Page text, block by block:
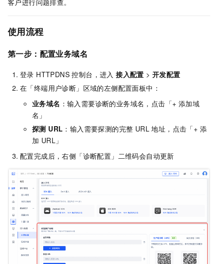
客户进行问题排查。
使用流程
第一步：配置业务域名
登录 HTTPDNS 控制台，进入接入配置 >开发配置
在「终端用户诊断」区域的左侧配置面板中：
业务域名 ：输入需要诊断的业务域名，点击「+ 添加域
名」
探测 URL ：输入需要探测的完整 URL 地址，点击「+ 添
加 URL」
配置完成后，右侧「诊断配置」二维码会自动更新